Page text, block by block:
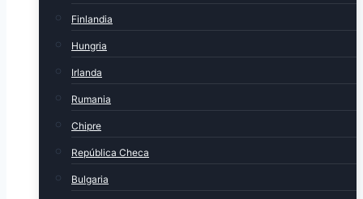
Finlandia
Hungria
Irlanda
Rumania
Chipre
República Checa
Bulgaria